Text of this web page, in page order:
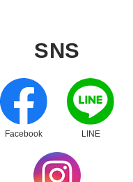
SNS
Facebook LINE